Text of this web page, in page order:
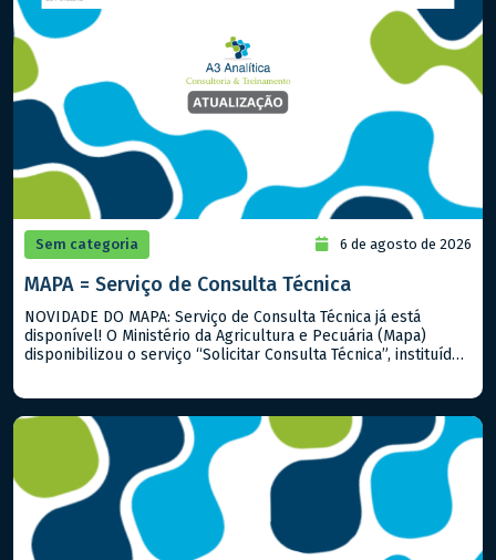
Sem categoria 6 de agosto de 2026
MAPA = Serviço de Consulta Técnica
NOVIDADE DO MAPA: Serviço de Consulta Técnica já está
disponível! O Ministério da Agricultura e Pecuária (Mapa)
disponibilizou o serviço “Solicitar Consulta Técnica”, instituído
normas, regulamentos, procedimentos técnicos e outros
assuntos […]